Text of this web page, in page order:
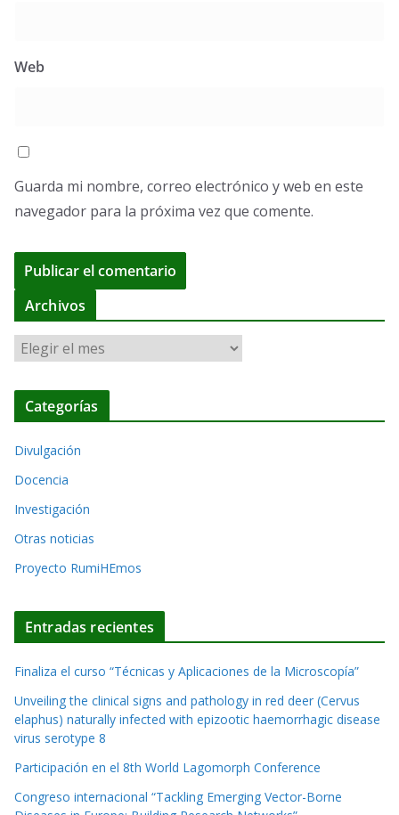
Web
Guarda mi nombre, correo electrónico y web en este
navegador para la próxima vez que comente.
l
n
a
t
i
:
Archivos
r
c
v
o
Categorías
Divulgación
Docencia
Investigación
Otras noticias
Proyecto RumiHEmos
Entradas recientes
Finaliza el curso “Técnicas y Aplicaciones de la Microscopía”
Unveiling the clinical signs and pathology in red deer (Cervus
elaphus) naturally infected with epizootic haemorrhagic disease
virus serotype 8
Participación en el 8th World Lagomorph Conference
Congreso internacional “Tackling Emerging Vector-Borne